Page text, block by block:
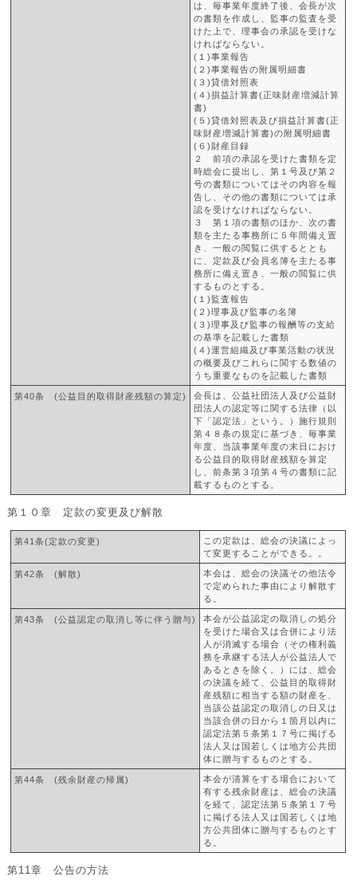
は、毎事業年度終了後、会長が次
の書類を作成し、監事の監査を受
けた上で、理事会の承認を受けな
ければならない。
(１)事業報告
(２)事業報告の附属明細書
(３)貸借対照表
(４)損益計算書(正味財産増減計算
書)
(５)貸借対照表及び損益計算書(正
味財産増減計算書)の附属明細書
(６)財産目録
２ 前項の承認を受けた書類を定
時総会に提出し、第１号及び第２
号の書類についてはその内容を報
告し、その他の書類については承
認を受けなければならない。
３ 第１項の書類のほか、次の書
類を主たる事務所に５年間備え置
き、一般の閲覧に供するととも
に、定款及び会員名簿を主たる事
務所に備え置き、一般の閲覧に供
するものとする。
(１)監査報告
(２)理事及び監事の名簿
(３)理事及び監事の報酬等の支給
の基準を記載した書類
(４)運営組織及び事業活動の状況
の概要及びこれらに関する数値の
うち重要なものを記載した書類
第40条 (公益目的取得財産残額の算定)
会長は、公益社団法人及び公益財
団法人の認定等に関する法律（以
下「認定法」という。）施行規則
第４８条の規定に基づき、毎事業
年度、当該事業年度の末日におけ
る公益目的取得財産残額を算定
し、前条第３項第４号の書類に記
載するものとする。
第１０章 定款の変更及び解散
第41条(定款の変更)
この定款は、総会の決議によっ
て変更することができる。。
第42条 (解散)
本会は、総会の決議その他法令
で定められた事由により解散す
る。
第43条 (公益認定の取消し等に伴う贈与)
本会が公益認定の取消しの処分
を受けた場合又は合併により法
人が消滅する場合（その権利義
務を承継する法人が公益法人で
あるときを除く。）には、総会
の決議を経て、公益目的取得財
産残額に相当する額の財産を、
当該公益認定の取消しの日又は
当該合併の日から１箇月以内に
認定法第５条第１７号に掲げる
法人又は国若しくは地方公共団
体に贈与するものとする。
第44条 (残余財産の帰属)
本会が清算をする場合において
有する残余財産は、総会の決議
を経て、認定法第５条第１７号
に掲げる法人又は国若しくは地
方公共団体に贈与するものとす
る。
第11章 公告の方法